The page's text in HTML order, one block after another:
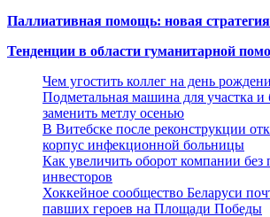
Паллиативная помощь: новая
Тенденции в области гуманитарной
Чем угостить коллег на день
Подметальная машина для участка и
заменить метлу осенью
В Витебске после реконструкции
корпус инфекционной больницы
Как увеличить оборот компании без
инвесторов
Хоккейное сообщество Беларуси
павших героев на Площади Победы